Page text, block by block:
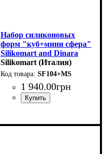
Набор силиконовых
форм "куб+мини сфера"
Silikomart and Dinara
Kasko
(60x60мм,h60мм,150мл)
Silikomart (Италия)
SF104+MS
1 940.00грн